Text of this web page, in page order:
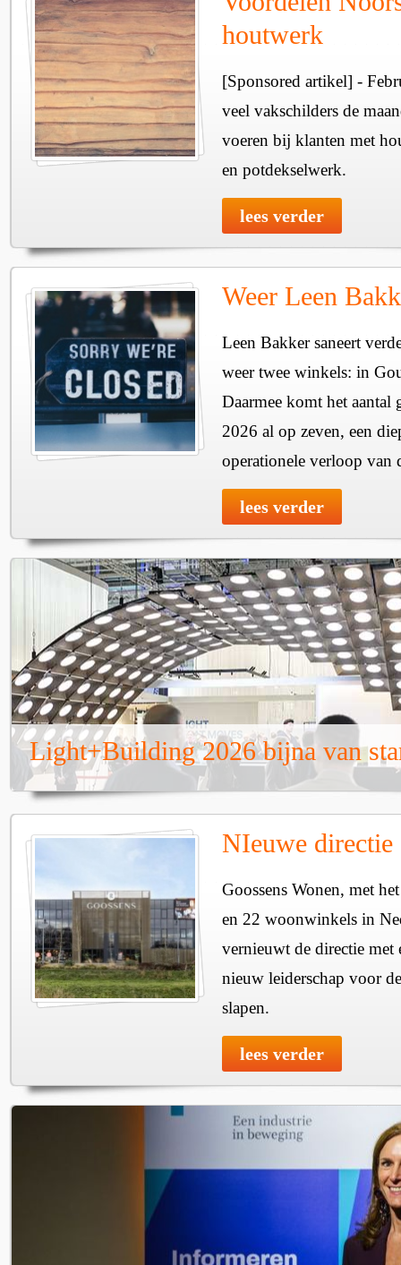
houtwerk
[Sponsored artikel] -
veel vakschilders de
voeren bij klanten met
en potdekselwerk.
lees verder
Weer Leen
Leen Bakker saneert
weer twee winkels: in
Daarmee komt het aantal
2026 al op zeven, een
operationele verloop van
lees verder
Light+Building 2026 bijna van
NIeuwe directie
Goossens Wonen, met
en 22 woonwinkels in
vernieuwt de directie met
nieuw leiderschap voor
slapen.
lees verder